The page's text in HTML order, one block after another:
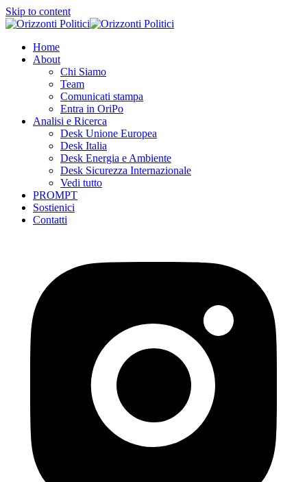
Skip to content
Home
About
Chi Siamo
Team
Comunicati stampa
Entra in OriPo
Analisi e Ricerca
Desk Unione Europea
Desk Italia
Desk Energia e Ambiente
Desk Sicurezza Internazionale
Vedi tutto
PROMPT
Sostienici
Contatti